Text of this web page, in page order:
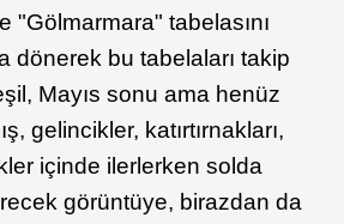
"Gölmarmara" tabelasını
dönerek bu tabelaları takip
Mayıs sonu ama henüz
gelincikler, katırtırnakları,
içinde ilerlerken solda
görüntüye, birazdan da